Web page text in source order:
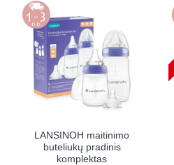
LANSINOH maitinimo
buteliukų pradinis
komplektas